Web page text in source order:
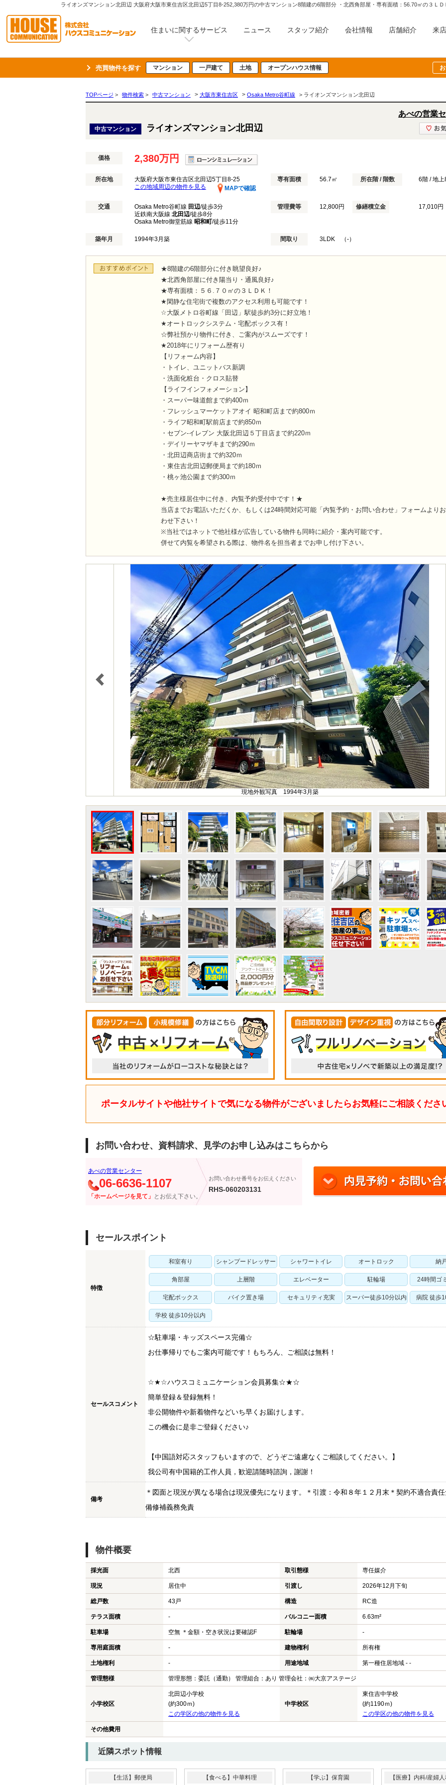
住まいに関するサービス ニュース スタッフ紹介 会社情報 店舗紹介 来
売買物件を探す マンション 一戸建て 土地 オープンハウス情報
TOPページ > 物件検索 > 中古マンション > 大阪市東住吉区 > Osaka Metro谷町線 > ライオンズマンション北田辺
あべの営業
中古マンション ライオンズマンション北田辺
価格 2,380万円
所在地
大阪府大阪市東住吉区北田辺5丁目8-25
MAPで確認
この地域周辺の物件を見る
専有面積 56.7㎡ 所在階 / 階数 6階 / 地
交通 Osaka Metro谷町線 田辺/徒歩3分
近鉄南大阪線 北田辺/徒歩8分
Osaka Metro御堂筋線 昭和町/徒歩11分
管理費等 12,800円 修繕積立金 17,010円
築年月 1994年3月築 間取り 3LDK （-）
★8階建の6階部分に付き眺望良好♪
★北西角部屋に付き陽当り・通風良好♪
★専有面積：５６.７０㎡の３ＬＤＫ！
★閑静な住宅街で複数のアクセス利用も可能です！
☆大阪メトロ谷町線「田辺」駅徒歩約3分に好立地！
★オートロックシステム・宅配ボックス有！
☆弊社預かり物件に付き、ご案内がスムーズです！
★2018年にリフォーム歴有り
【リフォーム内容】
・トイレ、ユニットバス新調
・洗面化粧台・クロス貼替
【ライフインフォメーション】
・スーパー味道館まで約400ｍ
・フレッシュマーケットアオイ 昭和町店まで約800ｍ
・ライフ昭和町駅前店まで約850ｍ
・セブン-イレブン 大阪北田辺５丁目店まで約220ｍ
・デイリーヤマザキまで約290ｍ
・北田辺商店街まで約320ｍ
・東住吉北田辺郵便局まで約180ｍ
・桃ヶ池公園まで約300ｍ
★売主様居住中に付き、内覧予約受付中です！★
当店までお電話いただくか、もしくは24時間対応可能「内覧予約・お問い合わせ」フォームより
わせ下さい！
※当社ではネットで他社様が広告している物件も同時に紹介・案内可能です。
併せて内覧を希望される際は、物件名を担当者までお申し付け下さい。
現地外観写真 1994年3月築
ポータルサイトや他社サイトで気になる物件がございましたらお気軽にご相談くださ
お問い合わせ、資料請求、見学のお申し込みはこちらから
あべの営業センター
06-6636-1107
「ホームページを見て」 とお伝え下さい。
お問い合わせ番号をお伝えください
RHS-060203131
セールスポイント
特徴
和室有り シャンプードレッサー シャワートイレ オートロック 納
角部屋 上層階 エレベーター 駐輪場 24時間ゴ
宅配ボックス バイク置き場 セキュリティ充実 スーパー徒歩10分以内 病院 徒歩
学校 徒歩10分以内
セールスコメント
☆駐車場・キッズスペース完備☆
お仕事帰りでもご案内可能です！もちろん、ご相談は無料！
☆★☆ハウスコミュニケーション会員募集☆★☆
簡単登録＆登録無料！
非公開物件や新着物件などいち早くお届けします。
この機会に是非ご登録ください♪
【中国語対応スタッフもいますので、どうぞご遠慮なくご相談してください。】
我公司有中国籍的工作人員，歓迎請随時諮詢，謝謝！
備考
＊図面と現況が異なる場合は現況優先になります。＊引渡：令和８年１２月末＊契約不適合責
備修補義務免責
物件概要
採光面 北西 取引態様 専任媒介
現況 居住中 引渡し 2026年12月下旬
総戸数 43戸 構造 RC造
テラス面積 - バルコニー面積 6.63m²
駐車場 空無 ＊金額・空き状況は要確認F 駐輪場 -
専用庭面積 - 建物権利 所有権
土地権利 - 用途地域 第一種住居地域 - -
管理態様 管理形態：委託（通勤） 管理組合：あり 管理会社：㈱大京アステージ
小学校区
北田辺小学校
(約300ｍ)
この学区の他の物件を見る
中学校区
東住吉中学校
(約1190ｍ)
この学区の他の物件を見る
その他費用
近隣スポット情報
【生活】郵便局 【食べる】中華料理 【学ぶ】保育園 【医療】内科/産婦